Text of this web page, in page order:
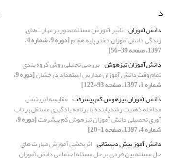
د
دانش‌آموزان تاثیر آموزش مسئله محور بر مهارت‌های
زندگی دانش‌آموزان دختر پایه هفتم [دوره 9، شماره 4،
1397، صفحه 39-56]
دانش‌آموزان تیزهوش بررسی تحلیلی روش گروه بندی
تمام وقت دانش آموزان مدارس استعداد درخشان [دوره 9،
شماره 1، 1397، صفحه 93-122]
دانش آموزان تیزهوش کم پیشرفت مقایسه اثربخشی
مداخله ذهنیت رشدیابنده با برنامه یادگیری مستقل بر تاب
آوری تحصیلی دانش آموزان تیزهوش کم پیشرفت [دوره 9،
شماره 4، 1397، صفحه 1-20]
دانش آموز پیش دبستانی اثربخشی آموزش مهارت های
حل مسئله بین فردی بر حل مسئله اجتماعی دانش آموزان